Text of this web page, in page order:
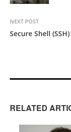
NEXT POST
Secure Shell
RELATED